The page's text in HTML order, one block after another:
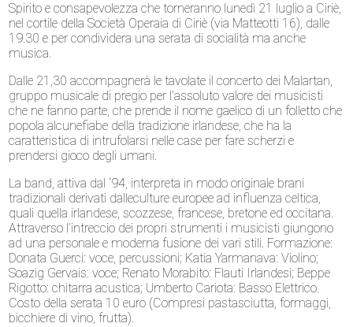
Spirito e consapevolezza che torneranno lunedì 21 luglio a Ciriè,
nel cortile della Società Operaia di Ciriè (via Matteotti 16), dalle
19.30 e per condividera una serata di socialità ma anche
musica.
Dalle 21,30 accompagnerà le tavolate il concerto dei Malartan,
gruppo musicale di pregio per l’assoluto valore dei musicisti
che ne fanno parte, che prende il nome gaelico di un folletto che
popola alcunefiabe della tradizione irlandese, che ha la
caratteristica di intrufolarsi nelle case per fare scherzi e
prendersi gioco degli umani.
La band, attiva dal ‘94, interpreta in modo originale brani
tradizionali derivati dalleculture europee ad influenza celtica,
quali quella irlandese, scozzese, francese, bretone ed occitana.
Attraverso l’intreccio dei propri strumenti i musicisti giungono
ad una personale e moderna fusione dei vari stili. Formazione:
Donata Guerci: voce, percussioni; Katia Yarmanava: Violino;
Soazig Gervais: voce; Renato Morabito: Flauti Irlandesi; Beppe
Rigotto: chitarra acustica; Umberto Cariota: Basso Elettrico.
Costo della serata 10 euro (Compresi pastasciutta, formaggi,
bicchiere di vino, frutta).